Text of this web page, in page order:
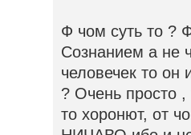
Ф чом суть то ?
Сознанием а не
человечек то он
? Очень просто ,
то хоронют, от